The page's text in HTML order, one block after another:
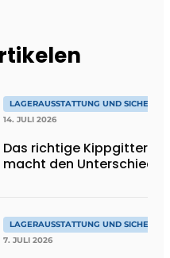
LAGERAUSSTATTUNG UND
14. JULI 2026
Das richtige Kippgitter
macht den Unterschied
LAGERAUSSTATTUNG UND
7. JULI 2026